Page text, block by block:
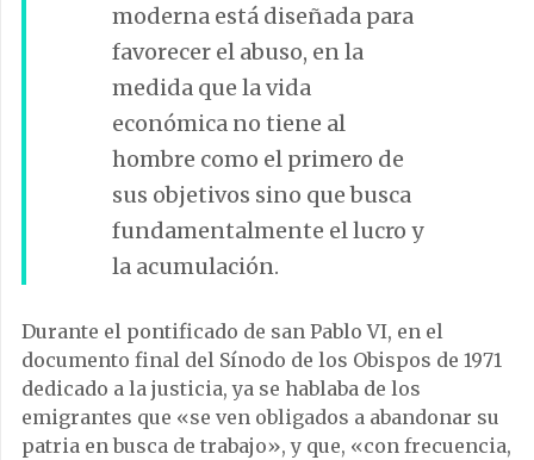
moderna está diseñada para
favorecer el abuso, en la
medida que la vida
económica no tiene al
hombre como el primero de
sus objetivos sino que busca
fundamentalmente el lucro y
la acumulación.
Durante el pontificado de san Pablo VI, en el
documento final del Sínodo de los Obispos de 1971
dedicado a la justicia, ya se hablaba de los
emigrantes que «se ven obligados a abandonar su
patria en busca de trabajo», y que, «con frecuencia,